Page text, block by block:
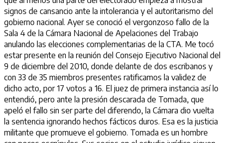
signos de cansancio ante la intolerancia y el autoritarismo del
gobierno nacional. Ayer se conoció el vergonzoso fallo de la
Sala 4 de la Cámara Nacional de Apelaciones del Trabajo
anulando las elecciones complementarias de la CTA. Me tocó
estar presente en la reunión del Consejo Ejecutivo Nacional del
9 de diciembre del 2010, donde delante de dos escribanos y
con 33 de 35 miembros presentes ratificamos la validez de
dicho acto, por 17 votos a 16. El juez de primera instancia así lo
entendió, pero ante la presión descarada de Tomada, que
apeló el fallo sin ser parte del diferendo, la Cámara dio vuelta
la sentencia ignorando hechos fácticos duros. Esa es la justicia
militante que promueve el gobierno. Tomada es un hombre